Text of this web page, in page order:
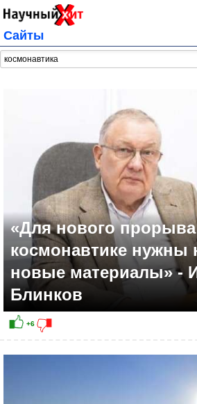
Сайты
«Для нового
космонавтике нужны
новые материалы» -
Блинков